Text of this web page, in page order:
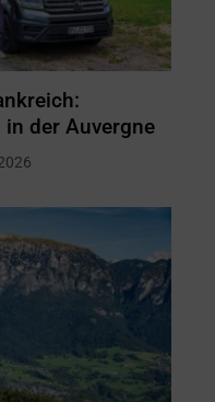
der Auvergne